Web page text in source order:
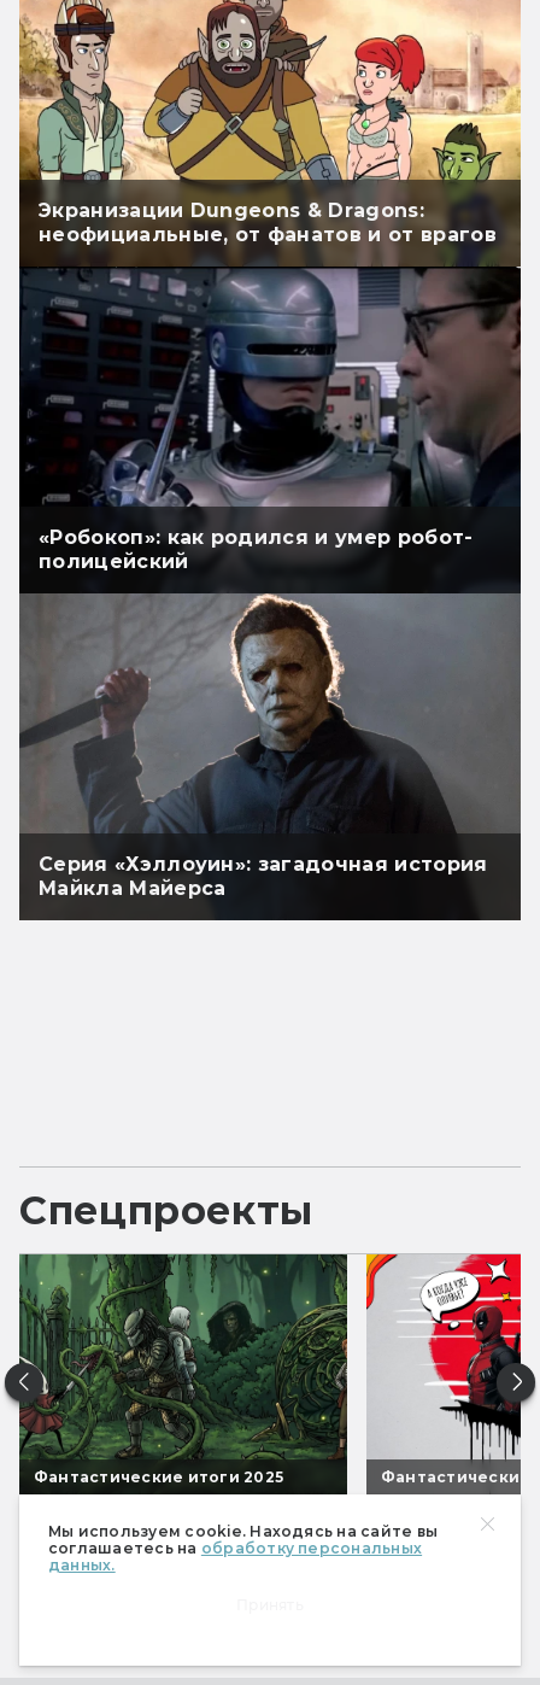
Мы используем cookie. Находясь на сайте вы
соглашаетесь на обработку персональных
данных.
Экранизации Dungeons & Dragons:
неофициальные, от фанатов и от врагов
«Робокоп»: как родился и умер робот-
полицейский
Серия «Хэллоуин»: загадочная история
Майкла Майерса
Спецпроекты
Фантастические итоги 2025 Фантастические
Все спецпроекты